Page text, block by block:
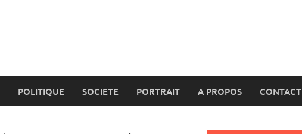
POLITIQUE SOCIETE PORTRAIT A PROPOS CONTACT